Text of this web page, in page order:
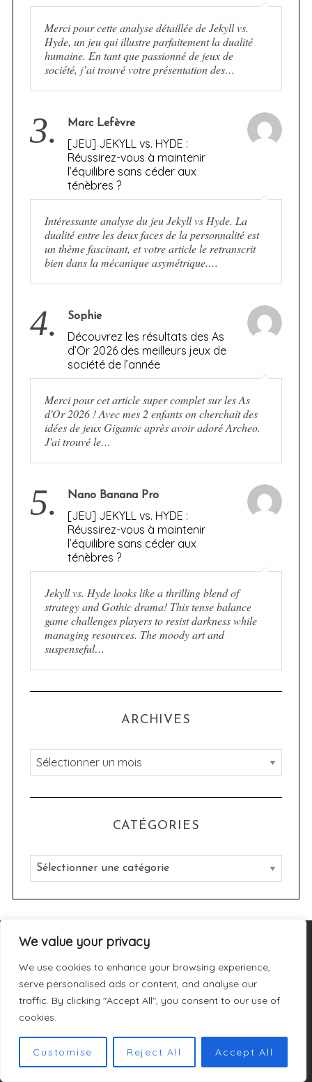
We value your privacy
We use cookies to enhance your browsing experience,
serve personalised ads or content, and analyse our
traffic. By clicking "Accept All", you consent to our use of
cookies.
Customise Reject All Accept All
Merci pour cette analyse détaillée de Jekyll vs.
Hyde, un jeu qui illustre parfaitement la dualité
humaine. En tant que passionné de jeux de
société, j’ai trouvé votre présentation des…
3. Marc Lefèvre
[JEU] JEKYLL vs. HYDE :
Réussirez-vous à maintenir
l’équilibre sans céder aux
ténèbres ?
Intéressante analyse du jeu Jekyll vs Hyde. La
dualité entre les deux faces de la personnalité est
un thème fascinant, et votre article le retranscrit
bien dans la mécanique asymétrique.…
4. Sophie
Découvrez les résultats des As
d’Or 2026 des meilleurs jeux de
société de l’année
Merci pour cet article super complet sur les As
d'Or 2026 ! Avec mes 2 enfants on cherchait des
idées de jeux Gigamic après avoir adoré Archeo.
J'ai trouvé le…
5. Nano Banana Pro
[JEU] JEKYLL vs. HYDE :
Réussirez-vous à maintenir
l’équilibre sans céder aux
ténèbres ?
Jekyll vs. Hyde looks like a thrilling blend of
strategy and Gothic drama! This tense balance
game challenges players to resist darkness while
managing resources. The moody art and
suspenseful…
ARCHIVES
A
r
c
v
CATÉGORIES
C
a
t
g
r
i
e
s
DERNIERS ARTICLES